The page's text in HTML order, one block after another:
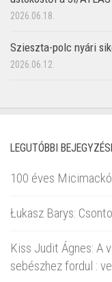
2026.06.18.
Szieszta-polc nyári
2026.06.12.
LEGUTÓBBI
100 éves Micimackó
Łukasz Barys:
Kiss Judit Ágnes: A
sebészhez fordul :